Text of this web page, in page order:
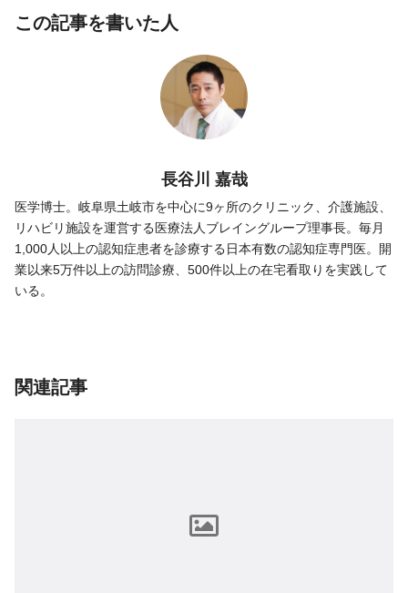
この記事を書いた人
長谷川 嘉哉
医学博士。岐阜県土岐市を中心に9ヶ所のクリニック、介護施設、
リハビリ施設を運営する医療法人ブレイングループ理事長。毎月
1,000人以上の認知症患者を診療する日本有数の認知症専門医。開
業以来5万件以上の訪問診療、500件以上の在宅看取りを実践して
いる。
関連記事